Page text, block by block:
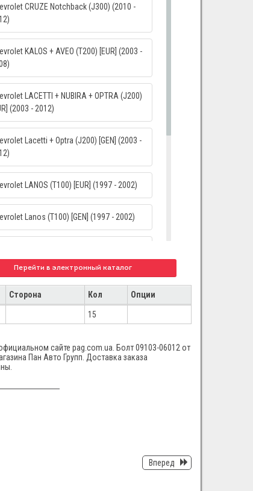
CRUZE Notchback (J300) (2010 -
KALOS + AVEO (T200) [EUR] (2003 -
LACETTI + NUBIRA + OPTRA (J200)
(2003 - 2012)
Lacetti + Optra (J200) [GEN] (2003 -
LANOS (T100) [EUR] (1997 - 2002)
Lanos (T100) [GEN] (1997 - 2002)
TACUMA + REZZO (U100) [EUR]
- 2008)
Vivant (U100) [GEN] (2000 - 2008)
Перейти в электронный каталог
Сторона Кол Опции
15
сайте pag.com.ua. Болт 09103-06012 от
Пан Авто Групп. Доставка заказа
Вперед